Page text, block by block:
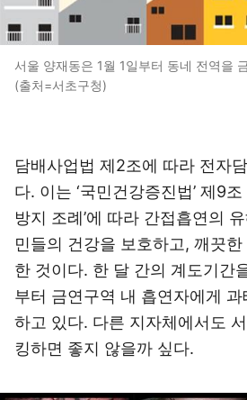
서울 양재동은 1월 1일부터 동네 전역을
(출처=서초구청)
담배사업법 제2조에 따라 전자
다. 이는 ‘국민건강증진법’ 제9
방지 조례’에 따라 간접흡연의
민들의 건강을 보호하고, 깨끗
한 것이다. 한 달 간의 계도기간
부터 금연구역 내 흡연자에게
하고 있다. 다른 지자체에서도
킹하면 좋지 않을까 싶다.